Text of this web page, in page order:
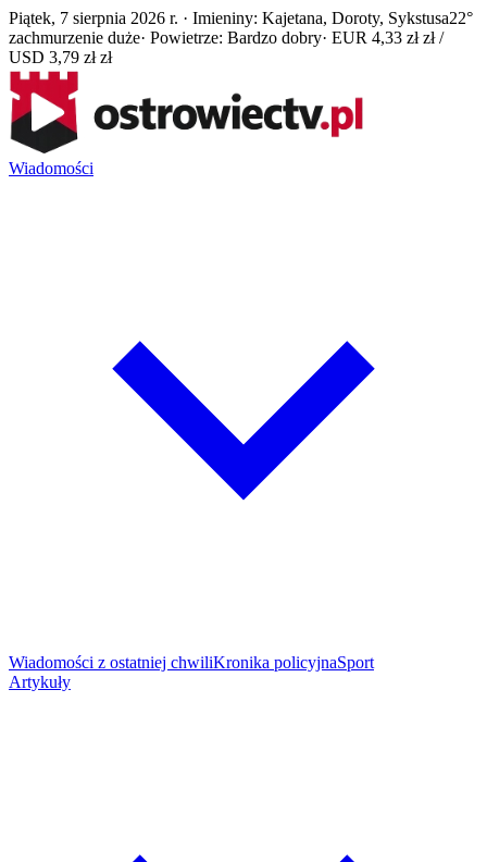
Piątek, 7 sierpnia 2026 r. · Imieniny: Kajetana, Doroty, Sykstusa22°
zachmurzenie duże· Powietrze: Bardzo dobry· EUR 4,33 zł zł /
USD 3,79 zł zł
Wiadomości
Wiadomości z ostatniej chwiliKronika policyjnaSport
Artykuły